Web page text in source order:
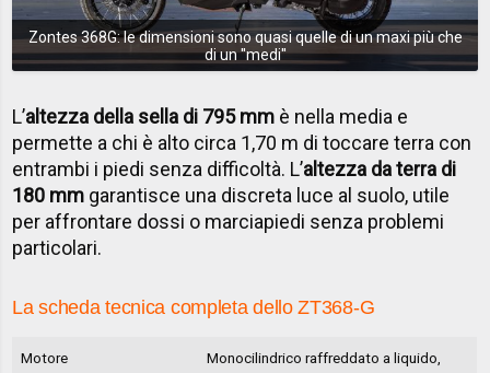
Zontes 368G: le dimensioni sono quasi quelle di un maxi più che
di un ''medi''
L’altezza della sella di 795 mm è nella media e
permette a chi è alto circa 1,70 m di toccare terra con
entrambi i piedi senza difficoltà. L’altezza da terra di
180 mm garantisce una discreta luce al suolo, utile
per affrontare dossi o marciapiedi senza problemi
particolari.
La scheda tecnica completa dello ZT368-G
Motore
Monocilindrico raffreddato a liquido,